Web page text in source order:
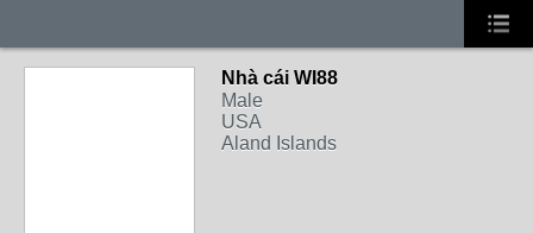
Nhà cái WI88
Male
USA
Aland Islands